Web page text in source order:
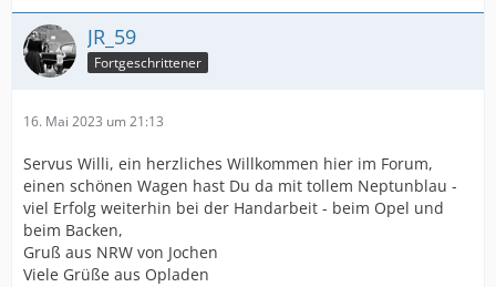
JR_59
Fortgeschrittener
16. Mai 2023 um 21:13
Servus Willi, ein herzliches Willkommen hier im Forum,
einen schönen Wagen hast Du da mit tollem Neptunblau -
viel Erfolg weiterhin bei der Handarbeit - beim Opel und
beim Backen,
Gruß aus NRW von Jochen
Viele Grüße aus Opladen